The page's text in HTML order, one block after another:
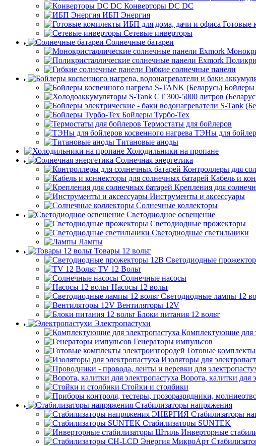
Конверторы DC DC
ИБП Энергия
Готовые
Сетевые инверторы
Солнечные батареи
Гибкие солнечные панели
Бойлеры
Бойлеры Турбо-Тех
Термостаты для бойлеров
ТЭНы для
Титановые аноды
Холодильники на пропане
Солнечная энергетика
Контроллеры для
Кабель и
Крепления для
Инструменты и аксессуары
Солнечные коллекторы
Светодиодное освещение
Светодиодные прожекторы
Светодиодные светильники
Лампы
Товары 12 вольт
Светодиодные
TV 12 Вольт
Солнечные насосы
Насосы 12 вольт
Светодиодные лампы 12
Вентиляторы 12V
Блоки питания 12 вольт
Электропастухи
Комплектующие для
Генераторы импульсов
Готовые комплекты
Изоляторы для
Ворота, калитки для
Стойки и столбики
Стабилизаторы напряжения
Стабилизаторы
Стабилизаторы SUNTEK
Инверторные